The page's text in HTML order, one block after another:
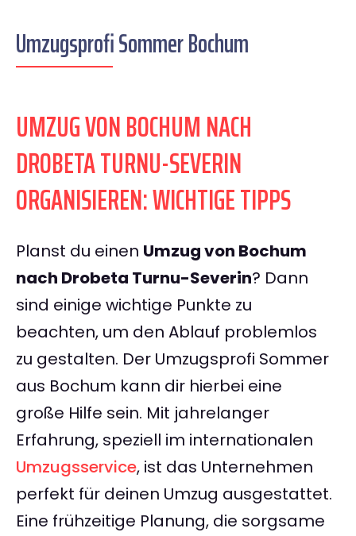
Umzugsprofi Sommer Bochum
UMZUG VON BOCHUM NACH
DROBETA TURNU-SEVERIN
ORGANISIEREN: WICHTIGE TIPPS
Planst du einen Umzug von Bochum
nach Drobeta Turnu-Severin? Dann
sind einige wichtige Punkte zu
beachten, um den Ablauf problemlos
zu gestalten. Der Umzugsprofi Sommer
aus Bochum kann dir hierbei eine
große Hilfe sein. Mit jahrelanger
Erfahrung, speziell im internationalen
Umzugsservice, ist das Unternehmen
perfekt für deinen Umzug ausgestattet.
Eine frühzeitige Planung, die sorgsame